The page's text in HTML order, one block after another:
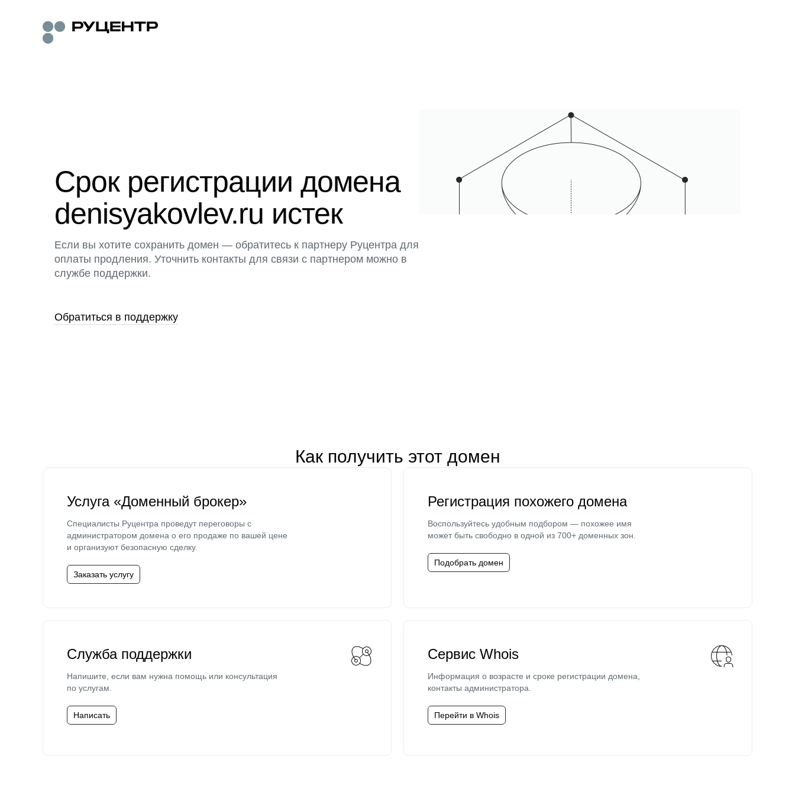
Срок регистрации домена
denisyakovlev.ru истек
Если вы хотите сохранить домен — обратитесь к партнеру Руцентра для
оплаты продления. Уточнить контакты для связи с партнером можно в
службе поддержки.
Обратиться в поддержку
Как получить этот домен
Услуга «Доменный брокер»
Специалисты Руцентра проведут переговоры с
администратором домена о его продаже по вашей цене
и организуют безопасную сделку.
Заказать услугу
Регистрация похожего домена
Воспользуйтесь удобным подбором — похожее имя
может быть свободно в одной из 700+ доменных зон.
Подобрать домен
Служба поддержки
Напишите, если вам нужна помощь или консультация
по услугам.
Написать
Сервис Whois
Информация о возрасте и сроке регистрации домена,
контакты администратора.
Перейти в Whois